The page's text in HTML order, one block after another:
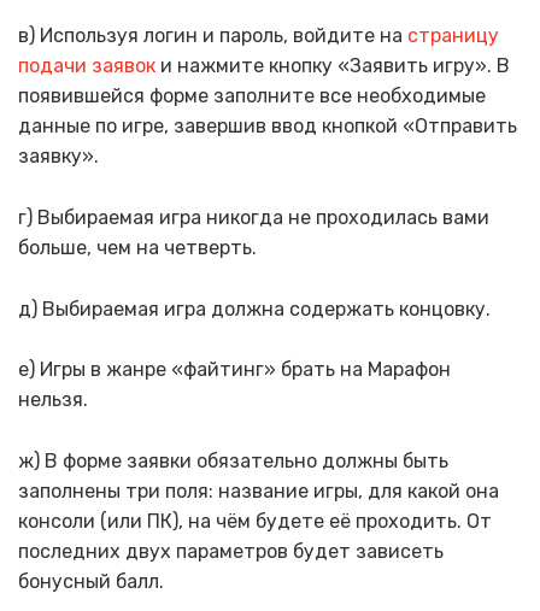
в) Используя логин и пароль, войдите на страницу
подачи заявок и нажмите кнопку «Заявить игру». В
появившейся форме заполните все необходимые
данные по игре, завершив ввод кнопкой «Отправить
заявку».
г) Выбираемая игра никогда не проходилась вами
больше, чем на четверть.
д) Выбираемая игра должна содержать концовку.
е) Игры в жанре «файтинг» брать на Марафон
нельзя.
ж) В форме заявки обязательно должны быть
заполнены три поля: название игры, для какой она
консоли (или ПК), на чём будете её проходить. От
последних двух параметров будет зависеть
бонусный балл.